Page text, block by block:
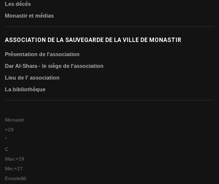
Les décés
Monastir et médias
ASSOCIATION DE LA SAUVEGARDE DE LA VILLE DE MONASTIR
Présentation de l'association
Dar Al-Shara - le siège de l'association
Lieu de l' association
La bibliothèque
Monastir
+29
°
C
Max:+29
Min:+27
Ensoleillé